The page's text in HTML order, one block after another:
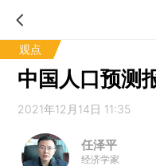
观点
中国人口预测
2021年12月14日 11:35
任泽平
经济学家